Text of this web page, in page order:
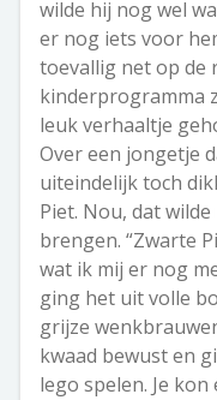
wilde hij nog wel
er nog iets voor
toevallig net op de
kinderprogramma
leuk verhaaltje
Over een jongetje
uiteindelijk toch
Piet. Nou, dat
brengen. “Zwarte
wat ik mij er nog
ging het uit volle
grijze
kwaad bewust en
lego spelen. Je